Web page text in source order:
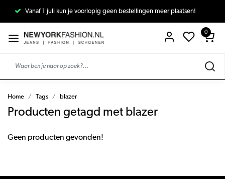
Vanaf 1 juli kun je voorlopig geen bestellingen meer plaatsen!
0
Home Tags blazer
Producten getagd met blazer
Geen producten gevonden!